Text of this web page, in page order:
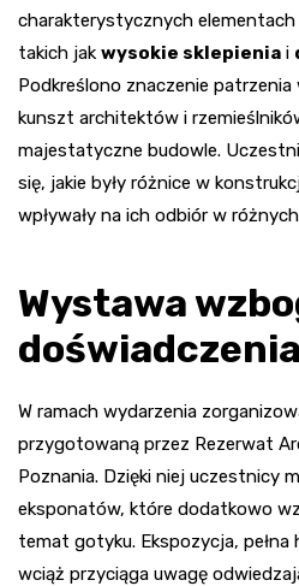
charakterystycznych
takich jak wysokie sklepienia i
Podkreślono znaczenie patrzenia
kunszt architektów i
majestatyczne budowle.
się, jakie były różnice w
wpływały na ich odbiór w
Wystawa
doświadczenia
W ramach wydarzenia
przygotowaną przez Rezerwat
Poznania. Dzięki niej uczestnicy
eksponatów, które dodatkowo
temat gotyku. Ekspozycja,
wciąż przyciąga uwagę